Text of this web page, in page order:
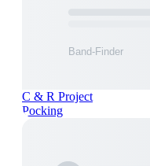
C & R Project
Pocking